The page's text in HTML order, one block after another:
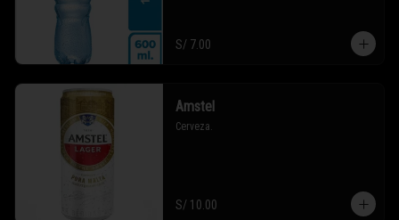
S/ 7.00
Amstel
Cerveza.
S/ 10.00